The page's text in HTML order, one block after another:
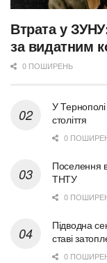
Втрата у
за видатним
0 ПОШИРЕНЬ
У
століття
0
Поселення
ТНТУ
0
Підводна
ставі
0